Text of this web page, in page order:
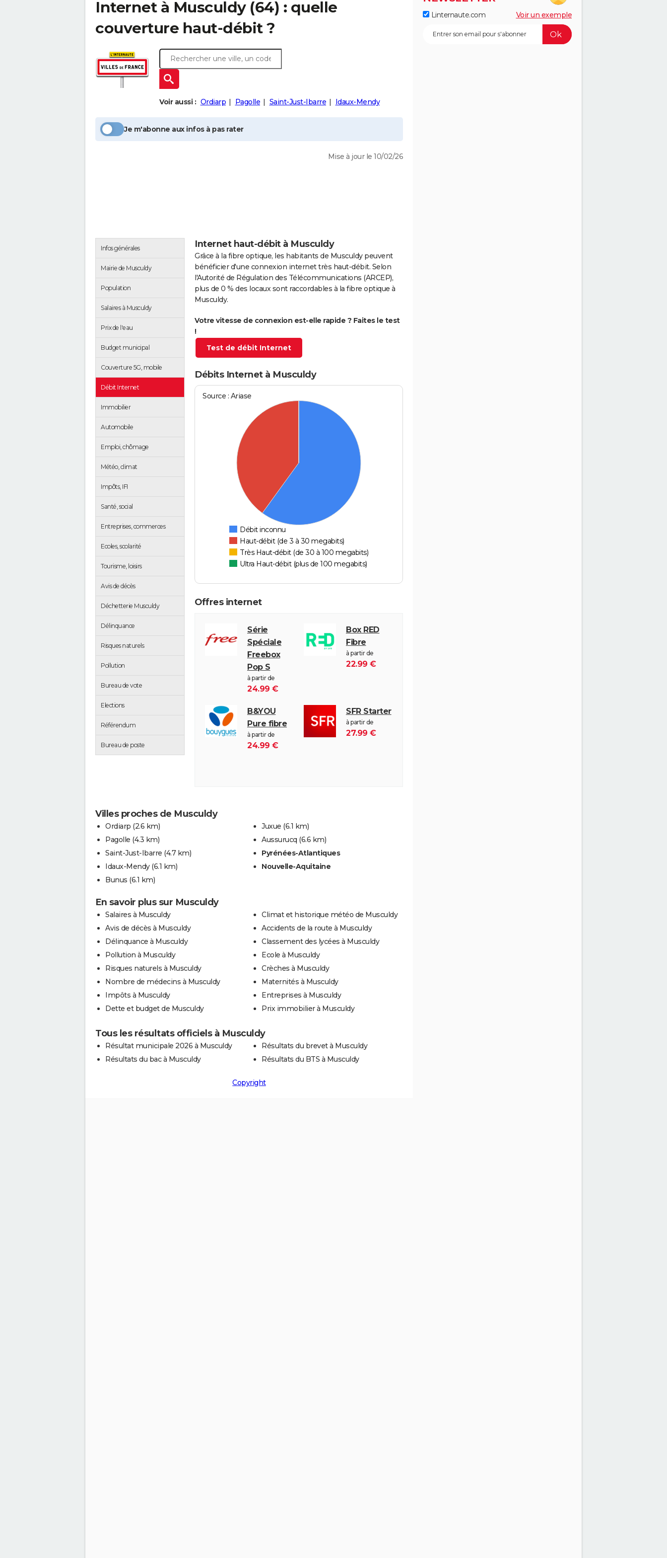
Internet à Musculdy(64) : quelle
couverture haut-débit ?
Voir aussi : Ordiarp Pagolle Saint-Just-Ibarre Idaux-Mendy
Je m'abonne aux infos à pas rater
Mise à jour le 10/02/26
Infos générales
Mairie de Musculdy
Population
Salaires à Musculdy
Prix de l'eau
Budget municipal
Couverture 5G, mobile
Débit Internet
Immobilier
Automobile
Emploi, chômage
Météo, climat
Impôts, IFI
Santé, social
Entreprises, commerces
Ecoles, scolarité
Tourisme, loisirs
Avis de décès
Déchetterie Musculdy
Délinquance
Risques naturels
Pollution
Bureau de vote
Elections
Référendum
Bureau de poste
Internet haut-débit à Musculdy
Grâce à la fibre optique, les habitants de Musculdy peuvent
bénéficier d'une connexion internet très haut-débit. Selon
l'Autorité de Régulation des Télécommunications (ARCEP),
plus de 0 % des locaux sont raccordables à la fibre optique à
Musculdy.
Votre vitesse de connexion est-elle rapide ? Faites le test
!
Test de débit Internet
Débits Internet à Musculdy
Source : Ariase
Débit inconnu
Haut-débit (de 3 à 30 megabits)
Très Haut-débit (de 30 à 100 megabits)
Ultra Haut-débit (plus de 100 megabits)
Offres internet
Série
Spéciale
Freebox
Pop S
à partir de
24.99 €
Box RED
Fibre
à partir de
22.99 €
B&YOU
Pure fibre
à partir de
24.99 €
SFR Starter
à partir de
27.99 €
Villes proches de Musculdy
Ordiarp (2.6 km)
Pagolle (4.3 km)
Saint-Just-Ibarre (4.7 km)
Idaux-Mendy (6.1 km)
Bunus (6.1 km)
Juxue (6.1 km)
Aussurucq (6.6 km)
Pyrénées-Atlantiques
Nouvelle-Aquitaine
En savoir plus sur Musculdy
Salaires à Musculdy
Avis de décès à Musculdy
Délinquance à Musculdy
Pollution à Musculdy
Risques naturels à Musculdy
Nombre de médecins à Musculdy
Impôts à Musculdy
Dette et budget de Musculdy
Climat et historique météo de Musculdy
Accidents de la route à Musculdy
Classement des lycées à Musculdy
Ecole à Musculdy
Crèches à Musculdy
Maternités à Musculdy
Entreprises à Musculdy
Prix immobilier à Musculdy
Tous les résultats officiels à Musculdy
Résultat municipale 2026 à Musculdy
Résultats du bac à Musculdy
Résultats du brevet à Musculdy
Résultats du BTS à Musculdy
Copyright
Linternaute.com Voir un exemple